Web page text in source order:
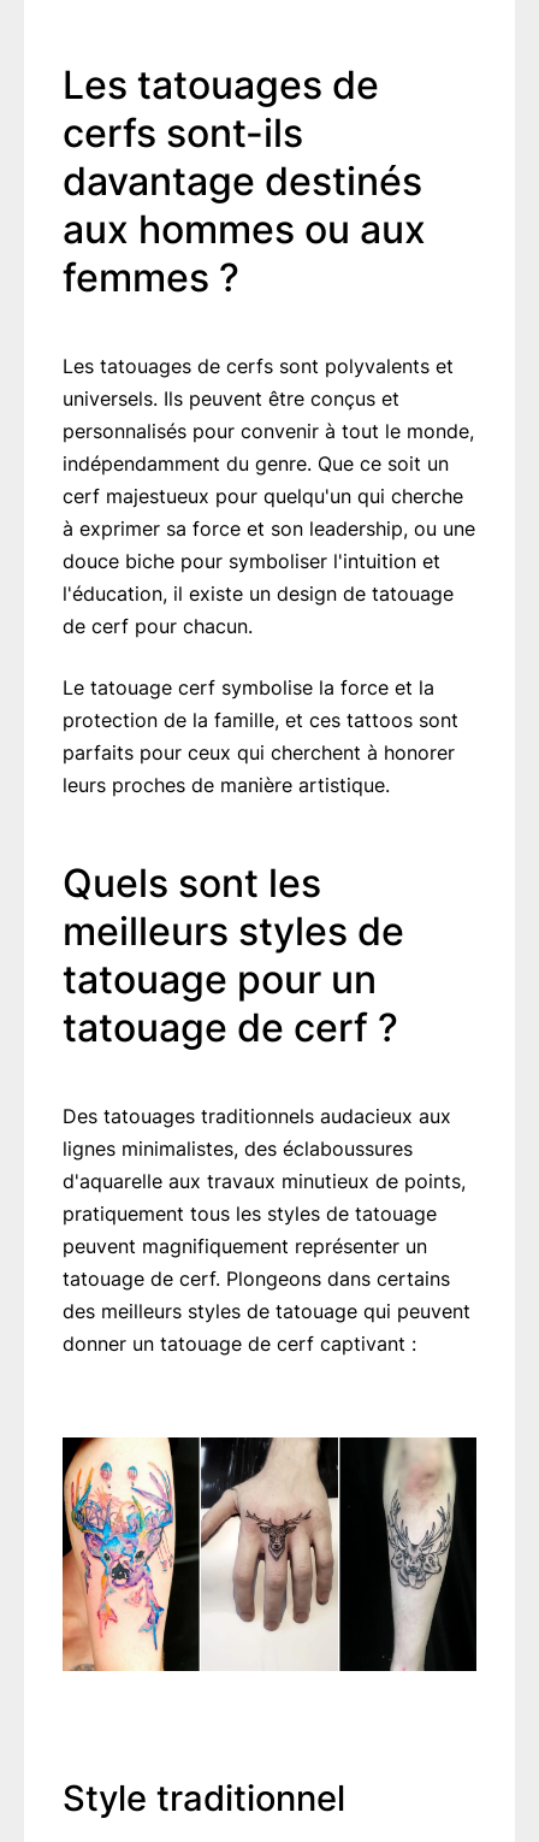
Les tatouages de
cerfs sont-ils
davantage destinés
aux hommes ou aux
femmes ?
Les tatouages de cerfs sont polyvalents et
universels. Ils peuvent être conçus et
personnalisés pour convenir à tout le monde,
indépendamment du genre. Que ce soit un
cerf majestueux pour quelqu'un qui cherche
à exprimer sa force et son leadership, ou une
douce biche pour symboliser l'intuition et
l'éducation, il existe un design de tatouage
de cerf pour chacun.
Le tatouage cerf symbolise la force et la
protection de la famille, et ces tattoos sont
parfaits pour ceux qui cherchent à honorer
leurs proches de manière artistique.
Quels sont les
meilleurs styles de
tatouage pour un
tatouage de cerf ?
Des tatouages traditionnels audacieux aux
lignes minimalistes, des éclaboussures
d'aquarelle aux travaux minutieux de points,
pratiquement tous les styles de tatouage
peuvent magnifiquement représenter un
tatouage de cerf. Plongeons dans certains
des meilleurs styles de tatouage qui peuvent
donner un tatouage de cerf captivant :
Style traditionnel